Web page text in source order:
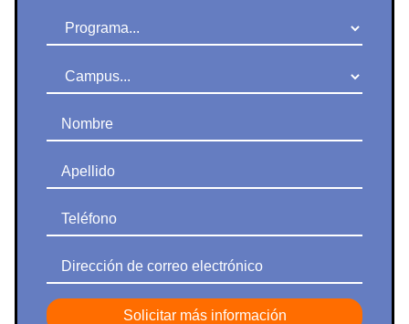
Programa
Campus
Nombre
Apellido
Teléfono
Dirección de correo electrónico